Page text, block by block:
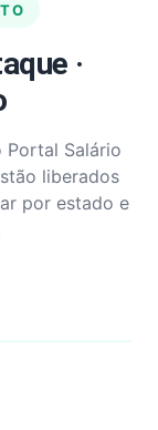
·
Portal Salário
liberados
por estado e